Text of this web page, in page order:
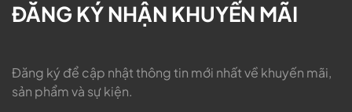
ĐĂNG KÝ NHẬN KHUYẾN MÃI
Đăng ký để cập nhật thông tin mới nhất về khuyến mãi,
sản phẩm và sự kiện.